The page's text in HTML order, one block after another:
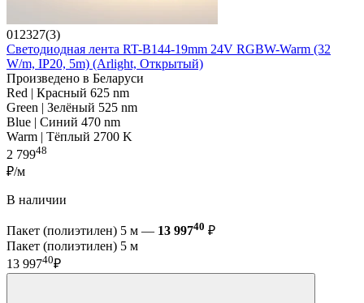
012327(3)
Светодиодная лента RT-B144-19mm 24V RGBW-Warm (32
W/m, IP20, 5m) (Arlight, Открытый)
Произведено в Беларуси
Red | Красный 625 nm
Green | Зелёный 525 nm
Blue | Синий 470 nm
Warm | Тёплый 2700 K
2 79948
₽/м
В наличии
Пакет (полиэтилен) 5 м — 13 99740 ₽
Пакет (полиэтилен) 5 м
13 99740₽